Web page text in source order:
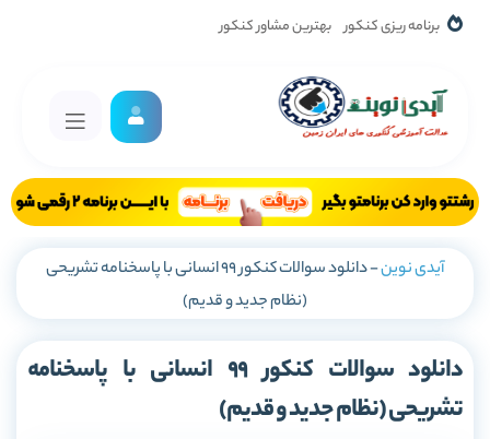
برنامه ریزی کنکور بهترین مشاور کنکور
آیدی نوین-
دانلود سوالات کنکور 99 انسانی با پاسخنامه تشریحی
(نظام جدید و قدیم)
دانلود سوالات کنکور 99 انسانی با پاسخنامه
تشریحی (نظام جدید و قدیم)